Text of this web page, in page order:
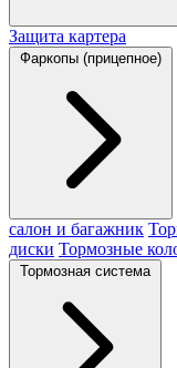
Защита картера
Фаркопы (прицепное)
салон и багажник
диски Тормозные
Тормозная система